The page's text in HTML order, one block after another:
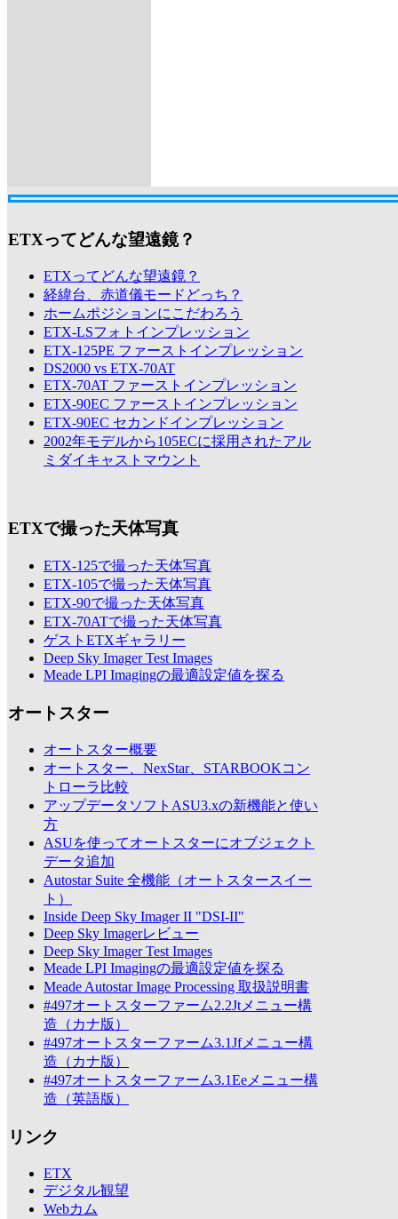
ETXってどんな望遠鏡？
ETXってどんな望遠鏡？
経緯台、赤道儀モードどっち？
ホームポジションにこだわろう
ETX-LSフォトインプレッション
ETX-125PE ファーストインプレッション
DS2000 vs ETX-70AT
ETX-70AT ファーストインプレッション
ETX-90EC ファーストインプレッション
ETX-90EC セカンドインプレッション
2002年モデルから105ECに採用されたアル
ミダイキャストマウント
ETXで撮った天体写真
ETX-125で撮った天体写真
ETX-105で撮った天体写真
ETX-90で撮った天体写真
ETX-70ATで撮った天体写真
ゲストETXギャラリー
Deep Sky Imager Test Images
Meade LPI Imagingの最適設定値を探る
オートスター
オートスター概要
オートスター、NexStar、STARBOOKコン
トローラ比較
アップデータソフトASU3.xの新機能と使い
方
ASUを使ってオートスターにオブジェクト
データ追加
Autostar Suite 全機能（オートスタースイー
ト）
Inside Deep Sky Imager II "DSI-II"
Deep Sky Imagerレビュー
Deep Sky Imager Test Images
Meade LPI Imagingの最適設定値を探る
Meade Autostar Image Processing 取扱説明書
#497オートスターファーム2.2Jtメニュー構
造（カナ版）
#497オートスターファーム3.1Jfメニュー構
造（カナ版）
#497オートスターファーム3.1Eeメニュー構
造（英語版）
リンク
ETX
デジタル観望
Webカム